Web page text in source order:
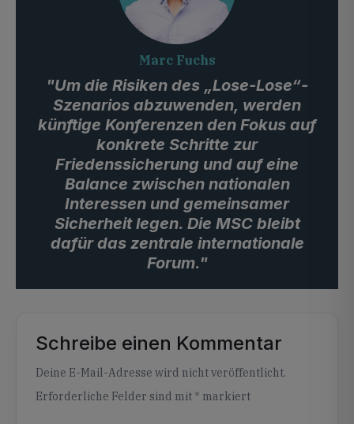
Marc Fuchs
"Um die Risiken des „Lose-Lose“-
Szenarios abzuwenden, werden
künftige Konferenzen den Fokus auf
konkrete Schritte zur
Friedenssicherung und auf eine
Balance zwischen nationalen
Interessen und gemeinsamer
Sicherheit legen. Die MSC bleibt
dafür das zentrale internationale
Forum."
Schreibe einen Kommentar
Deine E-Mail-Adresse wird nicht veröffentlicht.
Erforderliche Felder sind mit * markiert
Alternative: